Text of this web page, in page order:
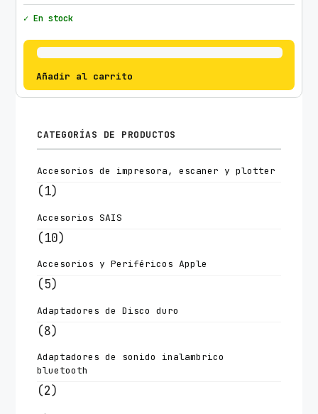
✓ En stock
Añadir al carrito
CATEGORÍAS DE PRODUCTOS
Accesorios de impresora, escaner y plotter
(1)
Accesorios SAIS
(10)
Accesorios y Periféricos Apple
(5)
Adaptadores de Disco duro
(8)
Adaptadores de sonido inalambrico
bluetooth
(2)